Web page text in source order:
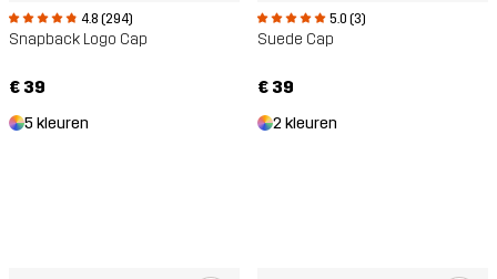
4.8 (294)
Snapback Logo Cap
€ 39
5 kleuren
5.0 (3)
Suede Cap
€ 39
2 kleuren